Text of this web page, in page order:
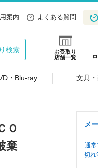
案内 よくある質問
お受取り
店舗一覧
検索
・Blu-ray 文具
Ｏ
棄
メ
通
切れ